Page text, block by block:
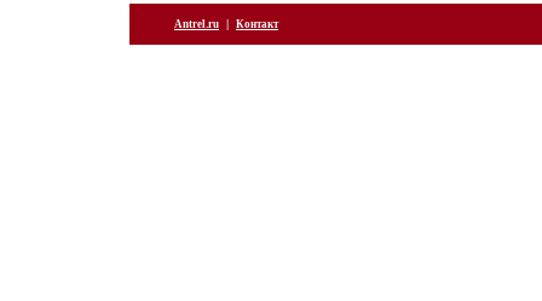
Antrel.ru | Контакт